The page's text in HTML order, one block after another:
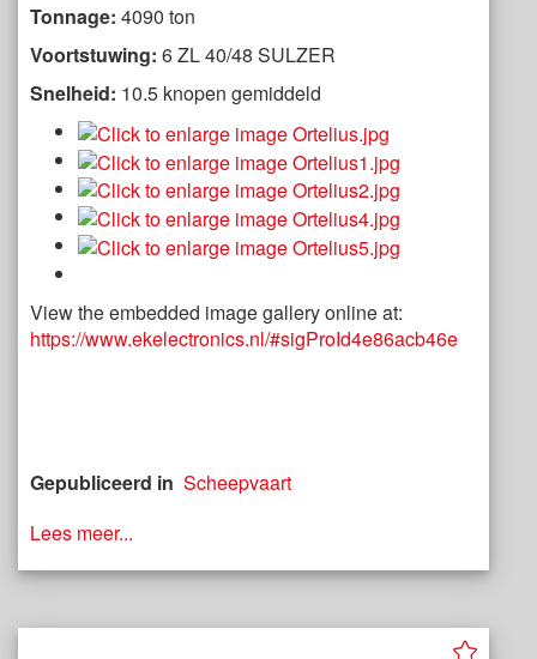
Tonnage: 4090 ton
Voortstuwing: 6 ZL 40/48 SULZER
Snelheid: 10.5 knopen gemiddeld
View the embedded image gallery online at:
https://www.ekelectronics.nl/#sigProId4e86acb46e
Gepubliceerd in Scheepvaart
Lees meer...